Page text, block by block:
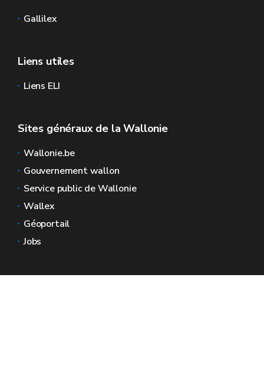
Gallilex
Liens utiles
Liens ELI
Sites généraux de la Wallonie
Wallonie.be
Gouvernement wallon
Service public de Wallonie
Wallex
Géoportail
Jobs